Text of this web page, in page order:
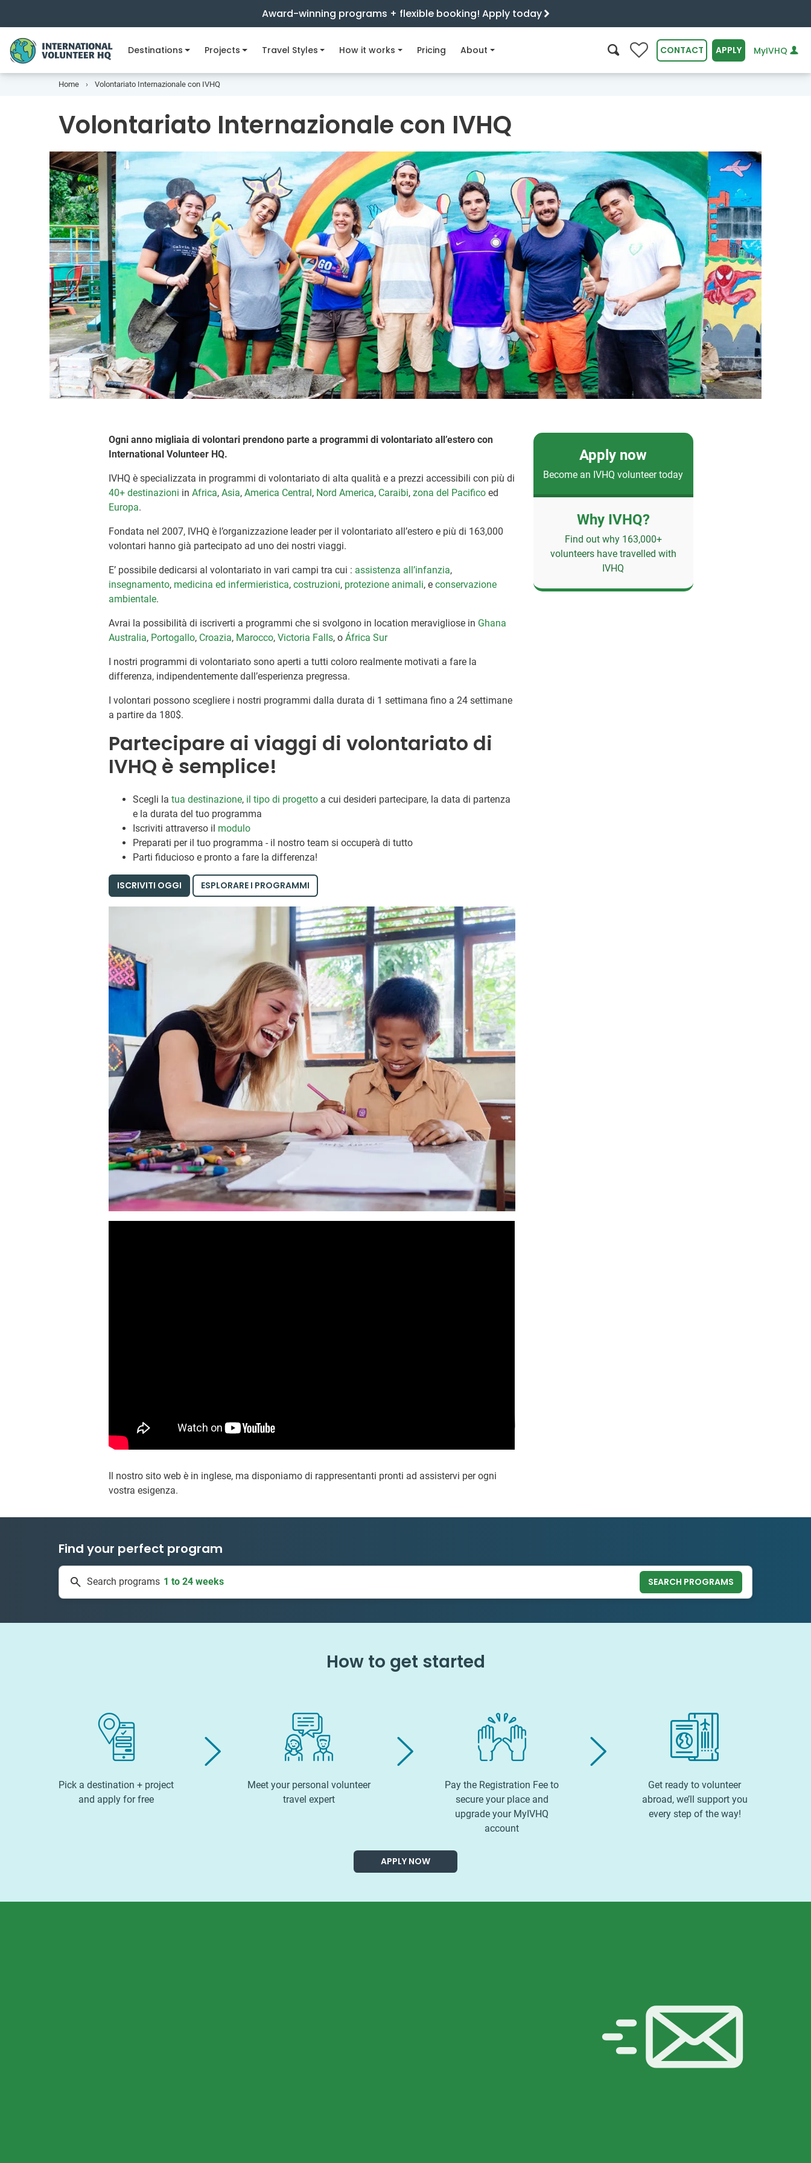
Award-winning programs + flexible booking! Apply today
Destinations Projects Travel Styles How it works Pricing About 0 CONTACT APPLY MyIVHQ
Home Volontariato Internazionale con IVHQ
Volontariato Internazionale con IVHQ
Ogni anno migliaia di volontari prendono parte a programmi di volontariato all’estero con
International Volunteer HQ.
IVHQ è specializzata in programmi di volontariato di alta qualità e a prezzi accessibili con più di
40+ destinazioni inAfrica,Asia,America Central, Nord America, Caraibi,zona del Pacifico ed
Europa.
Fondata nel 2007, IVHQ è l’organizzazione leader per il volontariato all’estero e più di 163,000
volontari hanno già partecipato ad uno dei nostri viaggi.
E’ possibile dedicarsi al volontariato in vari campi tra cui : assistenza all’infanzia,
insegnamento, medicina ed infermieristica,costruzioni, protezione animali, econservazione
ambientale.
Avrai la possibilità di iscriverti a programmi che si svolgono in location meravigliose in Ghana
Australia, Portogallo, Croazia, Marocco,Victoria Falls, oÁfrica Sur
I nostri programmi di volontariato sono aperti a tutti coloro realmente motivati a fare la
differenza, indipendentemente dall’esperienza pregressa.
I volontari possono scegliere i nostri programmi dalla durata di 1 settimana fino a 24 settimane
a partire da 180$.
Partecipare ai viaggi di volontariato di
IVHQ è semplice!
Scegli latua destinazione, il tipo di progetto a cui desideri partecipare, la data di partenza
e la durata del tuo programma
Iscriviti attraverso il modulo
Preparati per il tuo programma - il nostro team si occuperà di tutto
Parti fiducioso e pronto a fare la differenza!
ISCRIVITI OGGI ESPLORARE I PROGRAMMI
Il nostro sito web è in inglese, ma disponiamo di rappresentanti pronti ad assistervi per ogni
vostra esigenza.
Apply now
Become an IVHQ volunteer today
Why IVHQ?
Find out why 163,000+
volunteers have travelled with
IVHQ
Find your perfect program
Search programs 334 projects
1 to 24 weeks
SEARCH PROGRAMS
How to get started
Pick a destination + project
and apply for free
Meet your personal volunteer
travel expert
Pay the Registration Fee to
secure your place and
upgrade your MyIVHQ
account
Get ready to volunteer
abroad, we’ll support you
every step of the way!
APPLY NOW